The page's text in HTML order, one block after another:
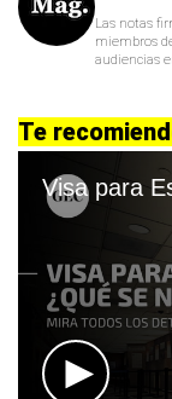
Las notas
miembros
audiencias
Te